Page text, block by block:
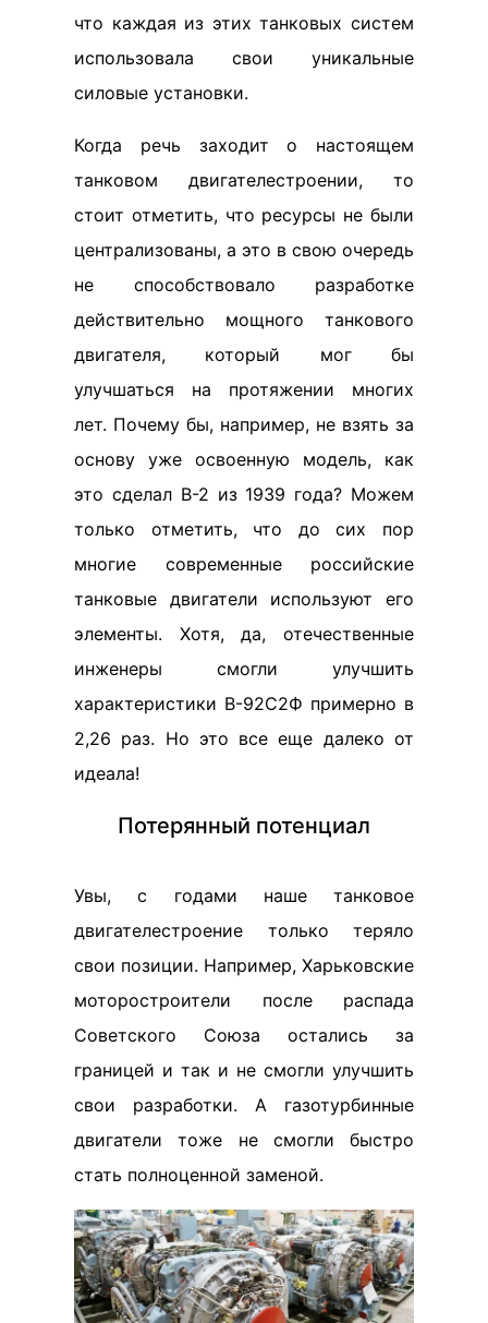
что каждая из этих танковых систем
использовала свои уникальные
силовые установки.
Когда речь заходит о настоящем
танковом двигателестроении, то
стоит отметить, что ресурсы не были
централизованы, а это в свою очередь
не способствовало разработке
действительно мощного танкового
двигателя, который мог бы
улучшаться на протяжении многих
лет. Почему бы, например, не взять за
основу уже освоенную модель, как
это сделал В-2 из 1939 года? Можем
только отметить, что до сих пор
многие современные российские
танковые двигатели используют его
элементы. Хотя, да, отечественные
инженеры смогли улучшить
характеристики В-92С2Ф примерно в
2,26 раз. Но это все еще далеко от
идеала!
Потерянный потенциал
Увы, с годами наше танковое
двигателестроение только теряло
свои позиции. Например, Харьковские
моторостроители после распада
Советского Союза остались за
границей и так и не смогли улучшить
свои разработки. А газотурбинные
двигатели тоже не смогли быстро
стать полноценной заменой.